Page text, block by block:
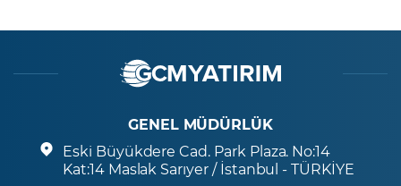
GENEL MÜDÜRLÜK
Eski Büyükdere Cad. Park Plaza. No:14
Kat:14 Maslak Sarıyer / İstanbul - TÜRKİYE